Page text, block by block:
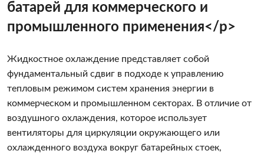
батарей для коммерческого и
промышленного применения</p>
Жидкостное охлаждение представляет собой
фундаментальный сдвиг в подходе к управлению
тепловым режимом систем хранения энергии в
коммерческом и промышленном секторах. В отличие от
воздушного охлаждения, которое использует
вентиляторы для циркуляции окружающего или
охлажденного воздуха вокруг батарейных стоек,